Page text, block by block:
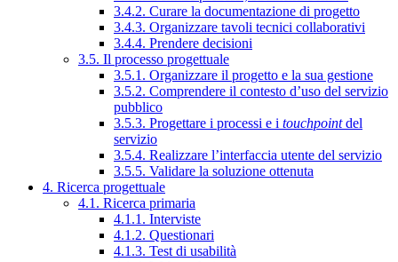
3.4.2. Curare la documentazione di progetto
3.4.3. Organizzare tavoli tecnici collaborativi
3.4.4. Prendere decisioni
3.5. Il processo progettuale
3.5.1. Organizzare il progetto e la sua gestione
3.5.2. Comprendere il contesto d’uso del servizio
pubblico
3.5.3. Progettare i processi e i touchpointdel
servizio
3.5.4. Realizzare l’interfaccia utente del servizio
3.5.5. Validare la soluzione ottenuta
4. Ricerca progettuale
4.1. Ricerca primaria
4.1.1. Interviste
4.1.2. Questionari
4.1.3. Test di usabilità